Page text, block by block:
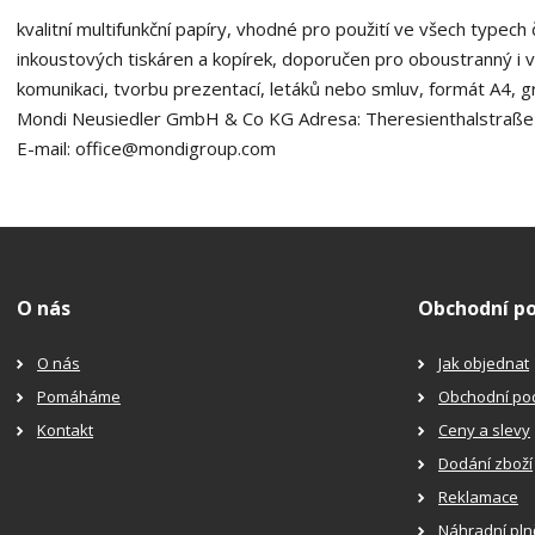
1
9
kvalitní multifunkční papíry, vhodné pro použití ve všech
inkoustových tiskáren a kopírek, doporučen pro oboustranný i
komunikaci, tvorbu prezentací, letáků nebo smluv, formát A4,
Mondi Neusiedler GmbH & Co KG Adresa:
E-mail: office@mondigroup.com
O nás
O nás
Pomáháme
Kontakt
Obchodní
Jak objednat
Obchodní
Ceny a slevy
Dodání zboží
Reklamace
Náhradní